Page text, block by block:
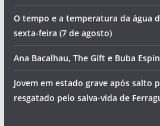
O tempo e a temperatura da água
sexta-feira (7 de agosto)
Ana Bacalhau, The Gift e Buba
Jovem em estado grave após salto
resgatado pelo salva-vida de